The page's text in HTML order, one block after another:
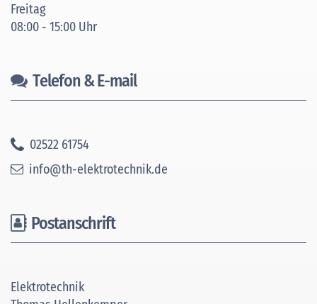
Freitag
08:00 - 15:00 Uhr
Telefon & E-mail
02522 61754
info@th-elektrotechnik.de
Postanschrift
Elektrotechnik